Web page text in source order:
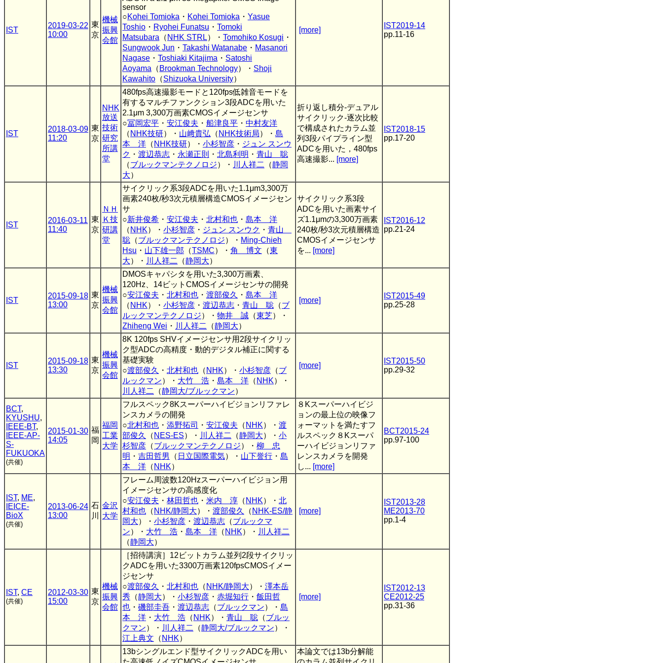
IST
2019-03-22
10:00
東
京
機械
振興
会館
sensor
○Kohei Tomioka ・ Kohei Tomioka ・ Yasue
Toshio ・ Ryohei Funatsu ・ Tomoki
Matsubara （ NHK STRL）・ Tomohiko Kosugi ・
Sungwook Jun ・ Takashi Watanabe ・ Masanori
Nagase ・ Toshiaki Kitajima ・ Satoshi
Aoyama （ Brookman Technology）・ Shoji
Kawahito （Shizuoka University）
[more]
IST2019-14
pp.11-16
IST
2018-03-09
11:20
東
京
NHK
放送
技術
研究
所講
堂
480fps高速撮影モードと120fps低雑音モードを
有するマルチファンクション3段ADCを用いた
2.1μm 3,300万画素CMOSイメージセンサ
○冨岡宏平 ・ 安江俊夫 ・ 船津良平 ・ 中村友洋
（ NHK技研）・ 山﨑貴弘 （ NHK技術局）・ 島
本 洋 （ NHK技研）・ 小杉智彦 ・ ジュン スンウ
ク ・ 渡辺恭志 ・ 永瀬正則 ・ 北島利明 ・ 青山 聡
（ブルックマンテクノロジ）・ 川人祥二 （静岡
大）
折り返し積分-デュアル
サイクリック-逐次比較
で構成されたカラム並
列3段パイプライン型
ADCを用いた，480fps
高速撮影... [more]
IST2018-15
pp.17-20
IST
2016-03-11
11:40
東
京
ＮＨ
Ｋ技
研講
堂
サイクリック系3段ADCを用いた1.1μm3,300万
画素240枚/秒3次元積層構造CMOSイメージセン
サ
○新井俊希 ・ 安江俊夫 ・ 北村和也 ・ 島本 洋
（ NHK）・ 小杉智彦 ・ ジュン スンウク ・ 青山
聡 （ブルックマンテクノロジ）・ Ming-Chieh
Hsu ・ 山下雄一郎 （TSMC）・ 角 博文 （東
大）・ 川人祥二 （静岡大）
サイクリック系3段
ADCを用いた画素サイ
ズ1.1μmの3,300万画素
240枚/秒3次元積層構造
CMOSイメージセンサ
を... [more]
IST2016-12
pp.21-24
IST
2015-09-18
13:00
東
京
機械
振興
会館
DMOSキャパシタを用いた3,300万画素、
120Hz、14ビットCMOSイメージセンサの開発
○安江俊夫 ・ 北村和也 ・ 渡部俊久 ・ 島本 洋
（ NHK）・ 小杉智彦 ・ 渡辺恭志 ・ 青山 聡 （ブ
ルックマンテクノロジ）・ 物井 誠 （東芝）・
Zhiheng Wei ・ 川人祥二 （静岡大）
[more]
IST2015-49
pp.25-28
IST
2015-09-18
13:30
東
京
機械
振興
会館
8K 120fps SHVイメージセンサ用2段サイクリッ
ク型ADCの高精度・動的デジタル補正に関する
基礎実験
○渡部俊久 ・ 北村和也 （ NHK）・ 小杉智彦 （ブ
ルックマン）・ 大竹 浩 ・ 島本 洋 （ NHK）・
川人祥二
（静岡大/ブルックマン）
[more]
IST2015-50
pp.29-32
BCT,
KYUSHU,
IEEE-BT,
IEEE-AP-
S-
FUKUOKA
(共催)
2015-01-30
14:05
福
岡
福岡
工業
大学
フルスペック8Kスーパーハイビジョンリファレ
ンスカメラの開発
○北村和也 ・ 添野拓司 ・ 安江俊夫 （ NHK）・ 渡
部俊久
（ NES-ES）・ 川人祥二 （静岡大）・ 小
杉智彦 （ブルックマンテクノロジ）・ 柳 忠
明 ・ 吉田哲男 （ 日立国際電気）・ 山下誉行 ・ 島
本 洋 （ NHK）
８Kスーパーハイビジ
ョンの最上位の映像フ
ォーマットを満たすフ
ルスペック８Kスーパ
ーハイビジョンリファ
レンスカメラを開発
し... [more]
BCT2015-24
pp.97-100
IST, ME,
IEICE-
BioX
(共催)
2013-06-24
13:00
石
川
金沢
大学
フレーム周波数120Hzスーパーハイビジョン用
イメージセンサの高感度化
○安江俊夫 ・ 林田哲也 ・ 米内 淳 （ NHK）・ 北
村和也 （ NHK/静岡大）・ 渡部俊久 （ NHK-ES/静
岡大）・ 小杉智彦 ・ 渡辺恭志 （ブルックマ
ン）・ 大竹 浩 ・ 島本 洋 （ NHK）・ 川人祥二
（静岡大）
[more]
IST2013-28
ME2013-70
pp.1-4
IST, CE
(共催)
2012-03-30
15:00
東
京
機械
振興
会館
［招待講演］12ビットカラム並列2段サイクリッ
クADCを用いた3300万画素120fpsCMOSイメー
ジセンサ
○渡部俊久 ・ 北村和也 （ NHK/静岡大）・ 澤本岳
秀 （静岡大）・ 小杉智彦 ・ 赤堀知行 ・ 飯田哲
也 ・ 磯部圭吾 ・ 渡辺恭志 （ブルックマン）・ 島
本 洋 ・ 大竹 浩 （ NHK）・ 青山 聡 （ブルッ
クマン）・ 川人祥二 （静岡大/ブルックマン）・
江上典文 （ NHK）
[more]
IST2012-13
CE2012-25
pp.31-36
13bシングルエンド型サイクリックADCを用い
本論文では13b分解能